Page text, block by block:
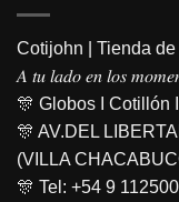
Cotijohn | Tienda
𝐴 𝑡𝑢 𝑙𝑎𝑑𝑜 𝑒𝑛 𝑙𝑜𝑠
🎊 Globos I Cotillón
🎊 AV.DEL
(VILLA
🎊 Tel: +54 9